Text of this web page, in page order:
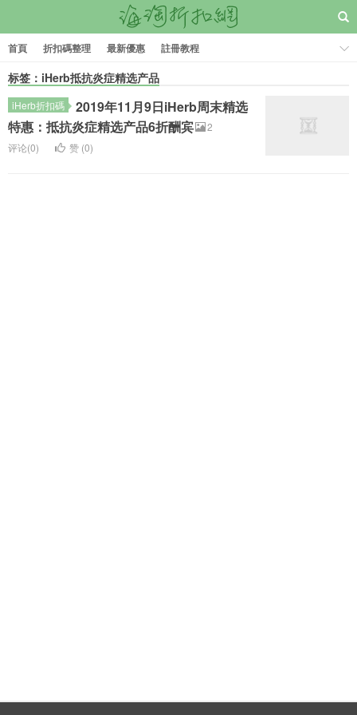
首頁 折扣碼整理 最新優惠 註冊教程
标签：iHerb抵抗炎症精选产品
iHerb折扣碼
2019年11月9日iHerb周末精选
特惠：抵抗炎症精选产品6折酬宾
2
评论(0)
赞 (0)